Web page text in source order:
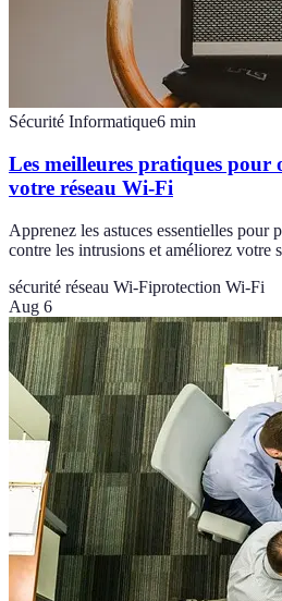
Sécurité Informatique6 min
Les meilleures pratiques pour
votre réseau Wi-Fi
Apprenez les astuces essentielles pour
contre les intrusions et améliorez votre
sécurité réseau Wi-Fiprotection Wi-Fi
Aug 6